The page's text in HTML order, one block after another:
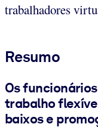
trabalhadores
Resumo
Os
trabalho
baixos e